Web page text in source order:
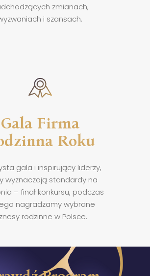
zmianach,
i szansach.
Gala Firma
Roku
gala i inspirujący liderzy,
wyznaczają standardy na
– finał konkursu, podczas
nagradzamy wybrane
rodzinne w Polsce.